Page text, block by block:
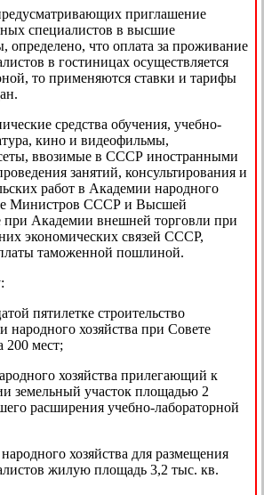
приглашение
специалистов в высшие
определено, что оплата за проживание
в гостиницах осуществляется
то применяются ставки и тарифы
средства обучения, учебно-
кино и видеофильмы,
ввозимые в СССР иностранными
занятий, консультирования и
работ в Академии народного
Министров СССР и Высшей
при Академии внешней торговли при
экономических связей СССР,
таможенной пошлиной.
пятилетке строительство
хозяйства при Совете
мест;
хозяйства прилегающий к
земельный участок площадью 2
расширения учебно-лабораторной
хозяйства для размещения
жилую площадь 3,2 тыс. кв.